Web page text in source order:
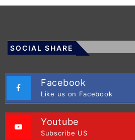
SOCIAL SHARE
Facebook
Like us on Facebook
Youtube
Subscribe US